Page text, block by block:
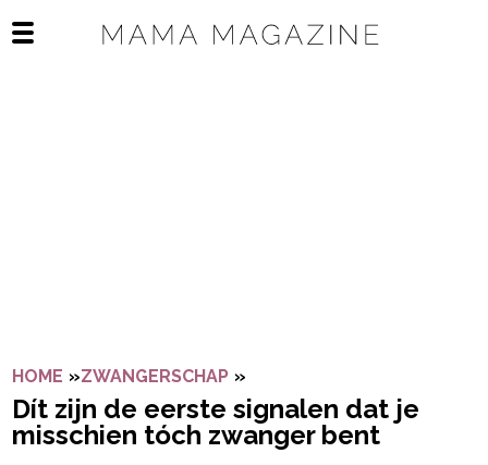
Open het mobiele menu
HOME »ZWANGERSCHAP »
Dít zijn de eerste signalen dat je
misschien tóch zwanger bent